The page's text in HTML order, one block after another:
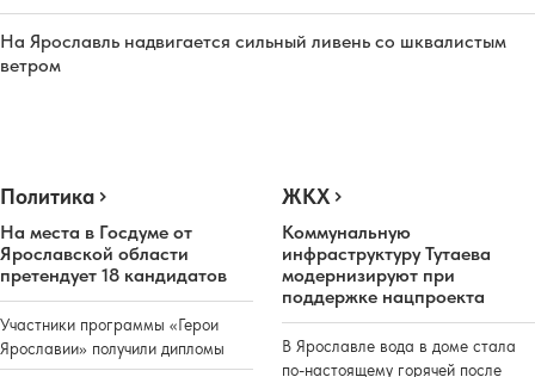
На Ярославль надвигается сильный ливень со шквалистым
ветром
Политика
На места в Госдуме от
Ярославской области
претендует 18 кандидатов
Участники программы «Герои
Ярославии» получили дипломы
ЖКХ
Коммунальную
инфраструктуру Тутаева
модернизируют при
поддержке нацпроекта
В Ярославле вода в доме стала
по-настоящему горячей после